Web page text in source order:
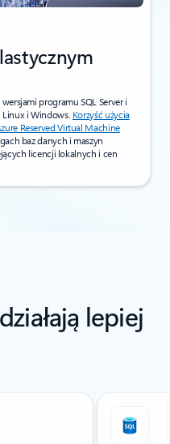
programu SQL Server i
Linux i Windows. Korzyść użycia
Reserved Virtual Machine
baz danych i maszyn
licencji lokalnych i cen
lepiej
Przewodniki Szybki start i